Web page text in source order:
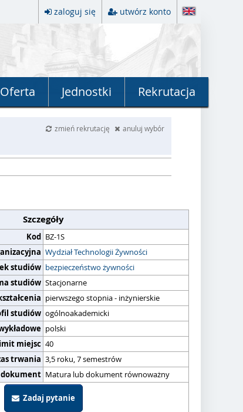
zaloguj się utwórz konto
Oferta Jednostki Rekrutacja
zmień rekrutację
anuluj wybór
Szczegóły
Kod BZ-1S
Wydział Technologii Żywności
studiów bezpieczeństwo żywności
studiów Stacjonarne
pierwszego stopnia - inżynierskie
studiów ogólnoakademicki
polski
miejsc 40
trwania 3,5 roku, 7 semestrów
dokument Matura lub dokument równoważny
Zadaj pytanie